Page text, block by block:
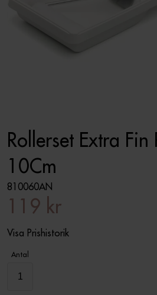
Rollerset Extra Fin
10Cm
810060AN
119 kr
Visa Prishistorik
Antal